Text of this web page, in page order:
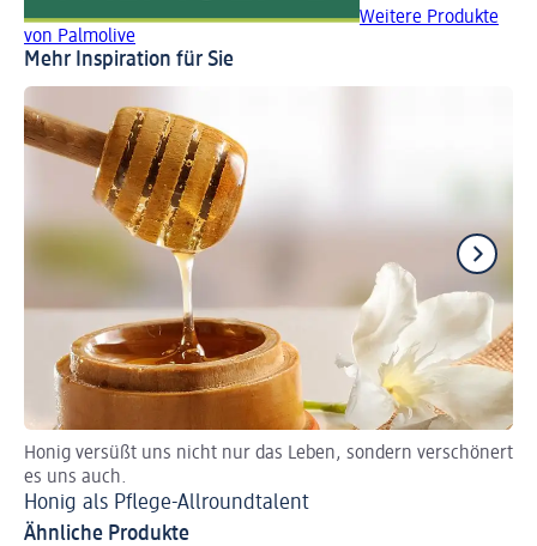
Weitere Produkte
von Palmolive
Mehr Inspiration für Sie
Honig versüßt uns nicht nur das Leben, sondern verschönert
es uns auch.
Honig als Pflege-Allroundtalent
Ähnliche Produkte